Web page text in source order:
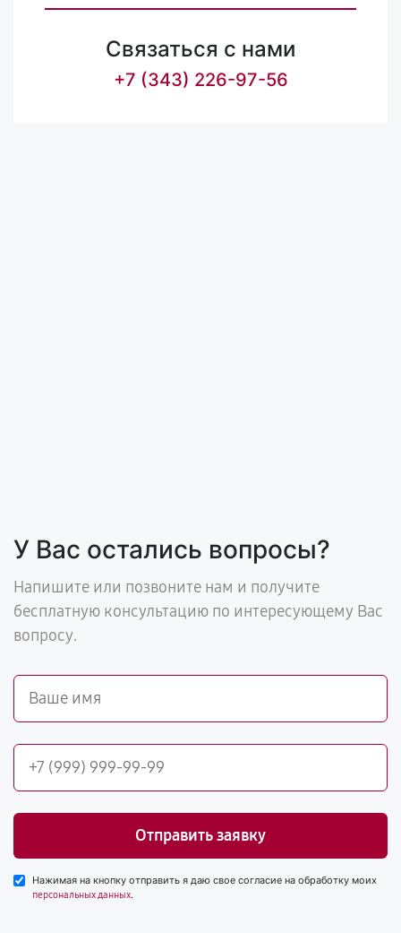
Связаться с нами
+7 (343) 226-97-56
У Вас остались вопросы?
Напишите или позвоните нам и получите
бесплатную консультацию по интересующему Вас
вопросу.
Отправить заявку
Нажимая на кнопку отправить я даю свое согласие на обработку моих
персональных данных.